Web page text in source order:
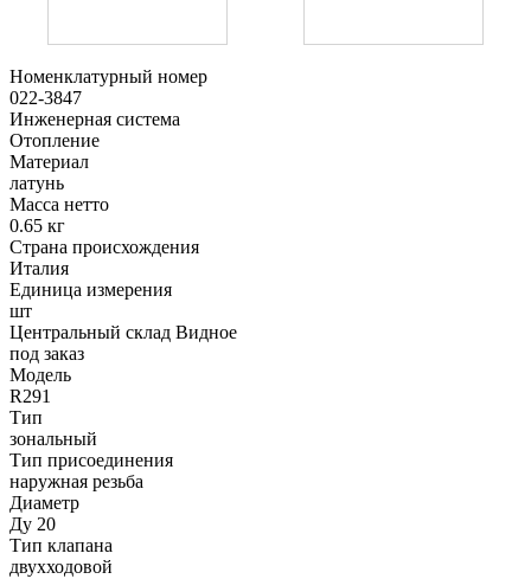
Номенклатурный номер
022-3847
Инженерная система
Отопление
Материал
латунь
Масса нетто
0.65 кг
Страна происхождения
Италия
Единица измерения
шт
Центральный склад Видное
под заказ
Модель
R291
Тип
зональный
Тип присоединения
наружная резьба
Диаметр
Ду 20
Тип клапана
двухходовой